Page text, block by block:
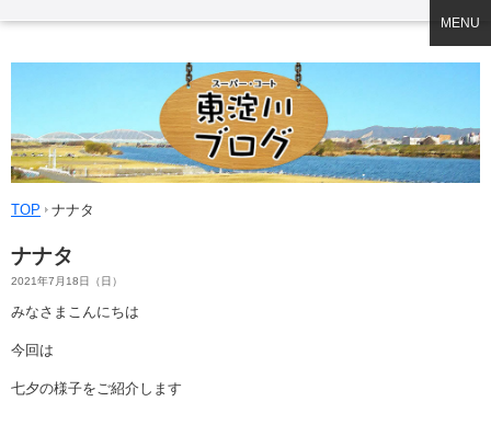
MENU
TOP ナナタ
ナナタ
2021年7月18日（日）
みなさまこんにちは
今回は
七夕の様子をご紹介します